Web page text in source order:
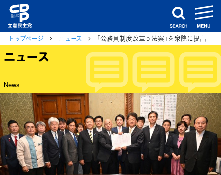
search
トップページ ニュース 「公務員制度改革５法案」を衆院に提出
ニュース
News